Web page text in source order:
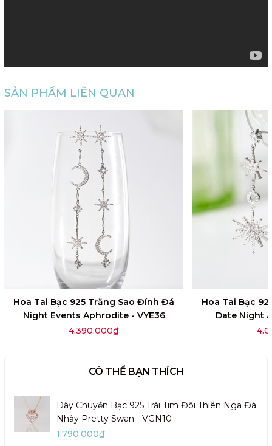
SẢN PHẨM LIÊN QUAN
Hoa Tai Bạc 925 Trăng Sao Đính Đá
Night Events Aphrodite - VYE36
4.390.000₫
Hoa Tai Bạc
Date Night
CÓ THỂ BẠN THÍCH
Dây Chuyền Bạc 925 Trái Tim Đôi Thiên Nga Đá
Nhảy Pretty Swan - VGN10
1.790.000₫